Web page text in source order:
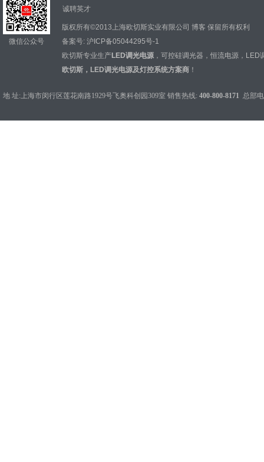
微信公众号
诚聘英才
版权所有©2013上海欧切斯实业有限公司 博客 保留所有权利
备案号: 沪ICP备05044295号-1
欧切斯专业生产LED调光电源 ， 可控硅调光器 ， 恒流电源 ， LED
欧切斯，LED调光电源及灯控系统方案商 ！
地 址:上海市闵行区莲花南路1929号飞奥科创园309室 销售热线: 400-800-8171 总部